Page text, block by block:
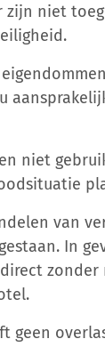
zijn niet
niet
van
In
zonder
geen